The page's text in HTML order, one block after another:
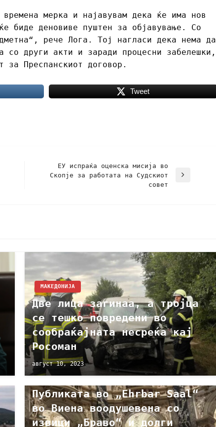
мерка и најавувам дека ќе има нов
биде деновиве пуштен за објавување. Со
рече Лога. Тој нагласи дека нема да
со други акти и заради процесни забелешки,
за Преспанскиот договор.
Tweet
ЕУ испраќа оценска мисија во
Скопје за работата на Судскиот
совет
МАКЕДОНИЈА
Две лица загинаа, а тројца
се тешко повредени во
сообраќајната несреќа кај
Росоман
август 10, 2023
КУЛТУРА
Публиката во „Ehrbar Saal“
во Виена воодушевена со
извици „Браво“ и долги